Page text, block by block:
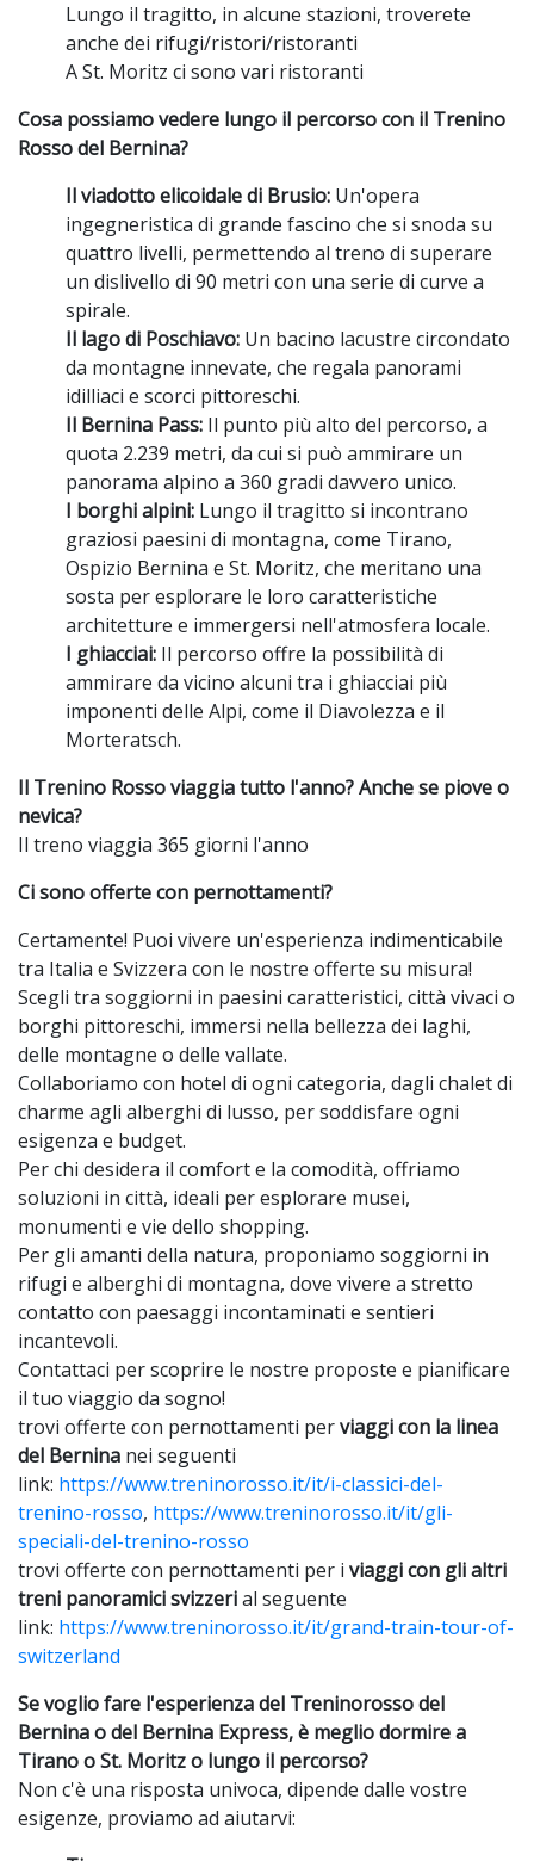
Lungo il tragitto, in alcune stazioni, troverete
anche dei rifugi/ristori/ristoranti
A St. Moritz ci sono vari ristoranti
Cosa possiamo vedere lungo il percorso con il Trenino
Rosso del Bernina?
Il viadotto elicoidale di Brusio: Un'opera
ingegneristica di grande fascino che si snoda su
quattro livelli, permettendo al treno di superare
un dislivello di 90 metri con una serie di curve a
spirale.
Il lago di Poschiavo: Un bacino lacustre circondato
da montagne innevate, che regala panorami
idilliaci e scorci pittoreschi.
Il Bernina Pass: Il punto più alto del percorso, a
quota 2.239 metri, da cui si può ammirare un
panorama alpino a 360 gradi davvero unico.
I borghi alpini: Lungo il tragitto si incontrano
graziosi paesini di montagna, come Tirano,
Ospizio Bernina e St. Moritz, che meritano una
sosta per esplorare le loro caratteristiche
architetture e immergersi nell'atmosfera locale.
I ghiacciai: Il percorso offre la possibilità di
ammirare da vicino alcuni tra i ghiacciai più
imponenti delle Alpi, come il Diavolezza e il
Morteratsch.
Il Trenino Rosso viaggia tutto l'anno? Anche se piove o
nevica?
Il treno viaggia 365 giorni l'anno
Ci sono offerte con pernottamenti?
Certamente! Puoi vivere un'esperienza indimenticabile
tra Italia e Svizzera con le nostre offerte su misura!
Scegli tra soggiorni in paesini caratteristici, città vivaci o
borghi pittoreschi, immersi nella bellezza dei laghi,
delle montagne o delle vallate.
Collaboriamo con hotel di ogni categoria, dagli chalet di
charme agli alberghi di lusso, per soddisfare ogni
esigenza e budget.
Per chi desidera il comfort e la comodità, offriamo
soluzioni in città, ideali per esplorare musei,
monumenti e vie dello shopping.
Per gli amanti della natura, proponiamo soggiorni in
rifugi e alberghi di montagna, dove vivere a stretto
contatto con paesaggi incontaminati e sentieri
incantevoli.
Contattaci per scoprire le nostre proposte e pianificare
il tuo viaggio da sogno!
trovi offerte con pernottamenti perviaggi con la linea
del Bernina nei seguenti
link: https://www.treninorosso.it/it/i-classici-del-
trenino-rosso, https://www.treninorosso.it/it/gli-
speciali-del-trenino-rosso
trovi offerte con pernottamenti per i viaggi con gli altri
treni panoramici svizzerial seguente
link: https://www.treninorosso.it/it/grand-train-tour-of-
switzerland
Se voglio fare l'esperienza del Treninorosso del
Bernina o del Bernina Express, è meglio dormire a
Tirano o St. Moritz o lungo il percorso?
Non c'è una risposta univoca, dipende dalle vostre
esigenze, proviamo ad aiutarvi: